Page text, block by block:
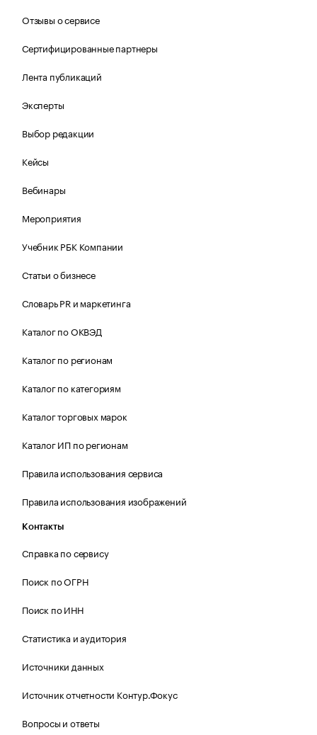
Отзывы о сервисе
Сертифицированные партнеры
Лента публикаций
Эксперты
Выбор редакции
Кейсы
Вебинары
Мероприятия
Учебник РБК Компании
Статьи о бизнесе
Словарь PR и маркетинга
Каталог по ОКВЭД
Каталог по регионам
Каталог по категориям
Каталог торговых марок
Каталог ИП по регионам
Правила использования сервиса
Правила использования изображений
Контакты
Справка по сервису
Поиск по ОГРН
Поиск по ИНН
Статистика и аудитория
Источники данных
Источник отчетности Контур.Фокус
Вопросы и ответы